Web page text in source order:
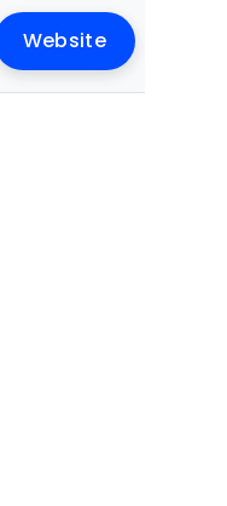
Website